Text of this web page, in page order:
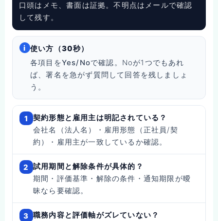
口頭はメモ、書面は証拠。不明点はメールで確認
して残す。
i 使い方（30秒）
各項目をYes/Noで確認。Noが1つでもあれ
ば、署名を急がず質問して回答を残しましょ
う。
1
契約形態と雇用主は明記されている？
会社名（法人名）・雇用形態（正社員/契
約）・雇用主が一致しているか確認。
2 試用期間と解除条件が具体的？
期間・評価基準・解除の条件・通知期限が曖
昧なら要確認。
3 職務内容と評価軸がズレていない？